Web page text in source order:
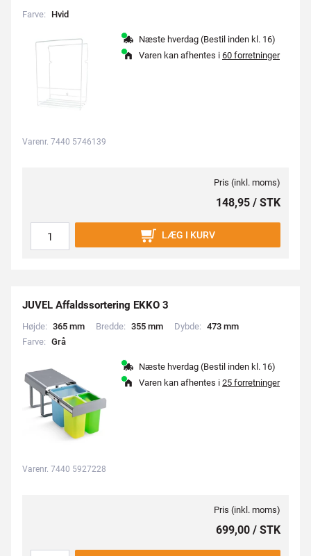
Farve: Hvid
Næste hverdag (Bestil inden kl. 16)
Varen kan afhentes i 60 forretninger
Varenr. 7440 5746139
Pris (inkl. moms)
148,95 / STK
LÆG I KURV
JUVEL Affaldssortering EKKO 3
Højde: 365 mm Bredde: 355 mm Dybde: 473 mm
Farve: Grå
Næste hverdag (Bestil inden kl. 16)
Varen kan afhentes i 25 forretninger
Varenr. 7440 5927228
Pris (inkl. moms)
699,00 / STK